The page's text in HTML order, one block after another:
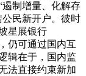
制增量、化解存
民新开户。彼时
星展银行
仍可通过国内互
辑在于，国内监
法直接约束新加